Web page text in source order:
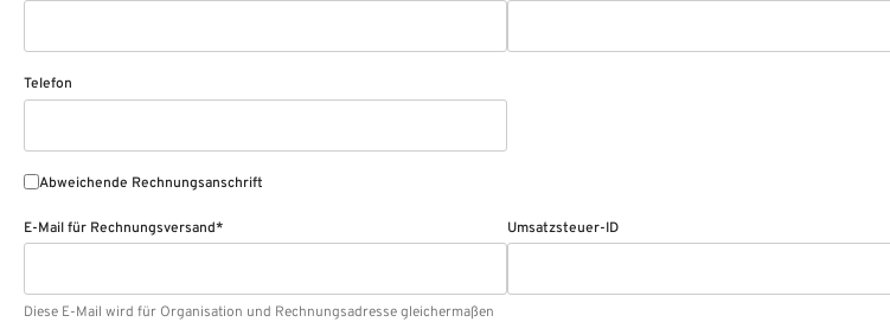
Telefon
Abweichende Rechnungsanschrift
E-Mail für Rechnungsversand*
Diese E-Mail wird für Organisation und Rechnungsadresse gleichermaßen
Umsatzsteuer-ID